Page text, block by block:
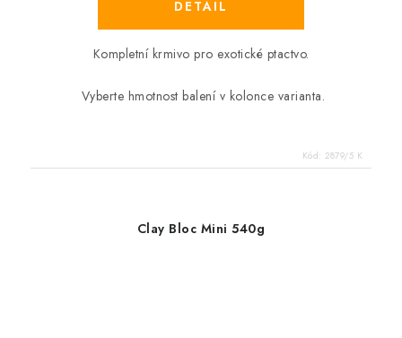
Kompletní krmivo pro exotické ptactvo.
Vyberte hmotnost balení v kolonce varianta.
Kód: 2879/5 K
Clay Bloc Mini 540g